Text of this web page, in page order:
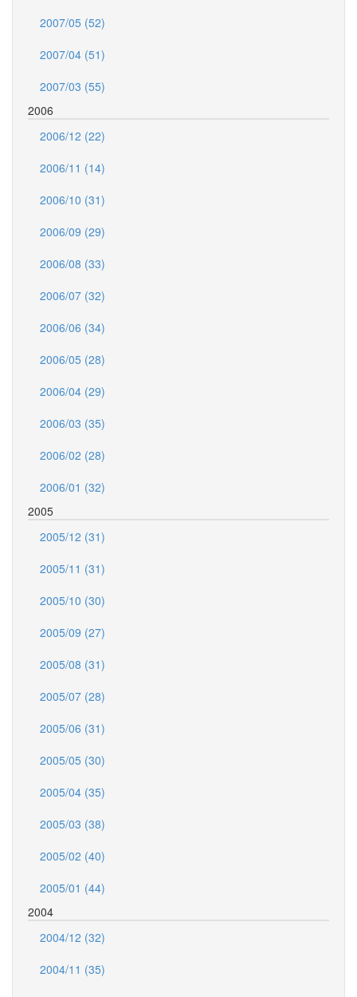
2007/05 (52)
2007/04 (51)
2007/03 (55)
2006
2006/12 (22)
2006/11 (14)
2006/10 (31)
2006/09 (29)
2006/08 (33)
2006/07 (32)
2006/06 (34)
2006/05 (28)
2006/04 (29)
2006/03 (35)
2006/02 (28)
2006/01 (32)
2005
2005/12 (31)
2005/11 (31)
2005/10 (30)
2005/09 (27)
2005/08 (31)
2005/07 (28)
2005/06 (31)
2005/05 (30)
2005/04 (35)
2005/03 (38)
2005/02 (40)
2005/01 (44)
2004
2004/12 (32)
2004/11 (35)